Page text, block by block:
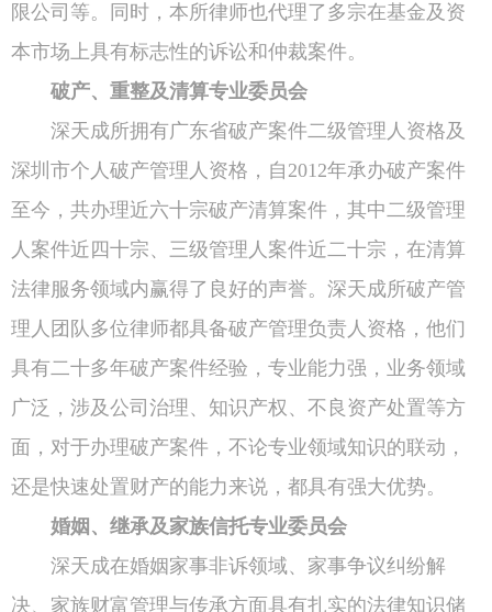
限公司等。同时，本所律师也代理了多宗在基金及资
本市场上具有标志性的诉讼和仲裁案件。
破产、重整及清算专业委员会
深天成所拥有广东省破产案件二级管理人资格及
深圳市个人破产管理人资格，自2012年承办破产案件
至今，共办理近六十宗破产清算案件，其中二级管理
人案件近四十宗、三级管理人案件近二十宗，在清算
法律服务领域内赢得了良好的声誉。深天成所破产管
理人团队多位律师都具备破产管理负责人资格，他们
具有二十多年破产案件经验，专业能力强，业务领域
广泛，涉及公司治理、知识产权、不良资产处置等方
面，对于办理破产案件，不论专业领域知识的联动，
还是快速处置财产的能力来说，都具有强大优势。
婚姻、继承及家族信托专业委员会
深天成在婚姻家事非诉领域、家事争议纠纷解
决、家族财富管理与传承方面具有扎实的法律知识储